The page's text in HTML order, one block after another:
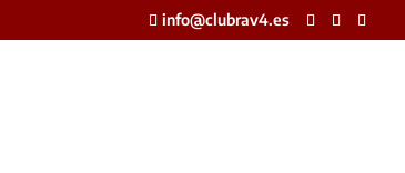
info@clubrav4.es